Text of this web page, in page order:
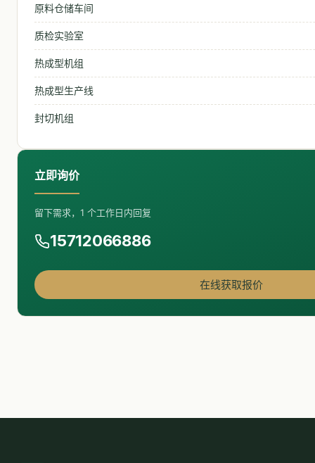
原料仓储车间
质检实验室
热成型机组
热成型生产线
封切机组
立即询价
留下需求，1 个工作日内回复
15712066886
在线获取报价